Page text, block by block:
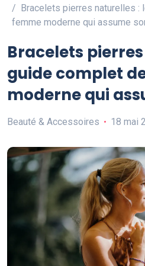
Bracelets pierres naturelles :
femme moderne qui assume
Bracelets
guide complet
moderne qui
Beauté & Accessoires 18 mai